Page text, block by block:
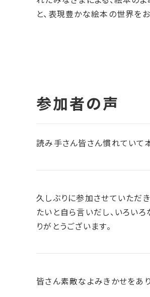
と、表現豊かな絵本の世界を
読み手さん皆さん慣れていて
久しぶりに参加させていただ
たいと自ら言いだし、いろい
りがとうございます。
皆さん素敵なよみきかせをあ